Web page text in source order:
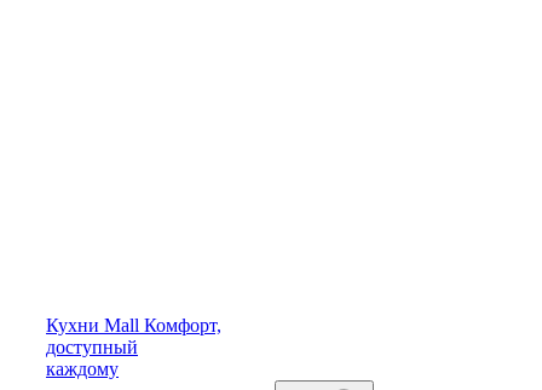
Кухни Mall Комфорт,
доступный
каждому